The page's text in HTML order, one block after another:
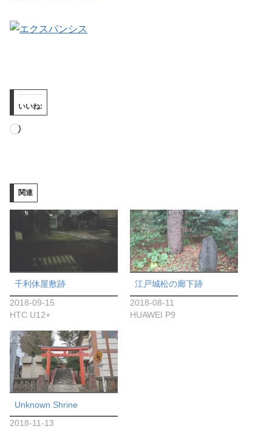
いいね:
読
み
中…
関連
千利休屋敷跡
2018-09-15
HTC U12+
江戸城松の廊下跡
2018-08-11
HUAWEI P9
Unknown Shrine
2018-11-13